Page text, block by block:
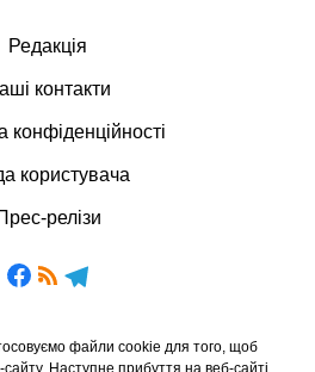
Редакція
контакти
конфіденційності
користувача
релізи
файли cookie для того, щоб
Наступне прибуття на веб-сайті